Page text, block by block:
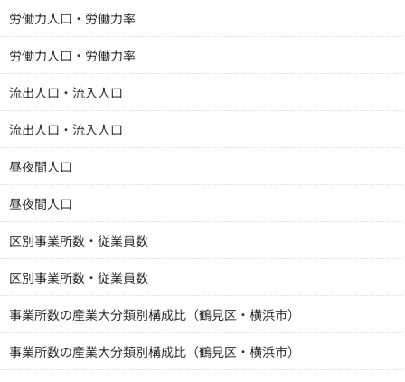
労働力人口・労働力率
労働力人口・労働力率
流出人口・流入人口
流出人口・流入人口
昼夜間人口
昼夜間人口
区別事業所数・従業員数
区別事業所数・従業員数
事業所数の産業大分類別構成比（鶴見区・横浜市）
事業所数の産業大分類別構成比（鶴見区・横浜市）